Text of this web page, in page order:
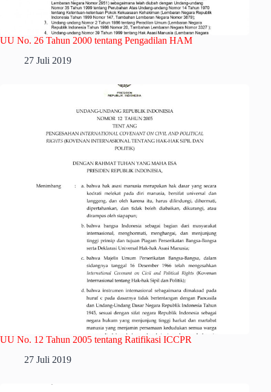
UU No. 26 Tahun 2000 tentang Pengadilan HAM
27 Juli 2019
UU No. 12 Tahun 2005 tentang Ratifikasi ICCPR
27 Juli 2019